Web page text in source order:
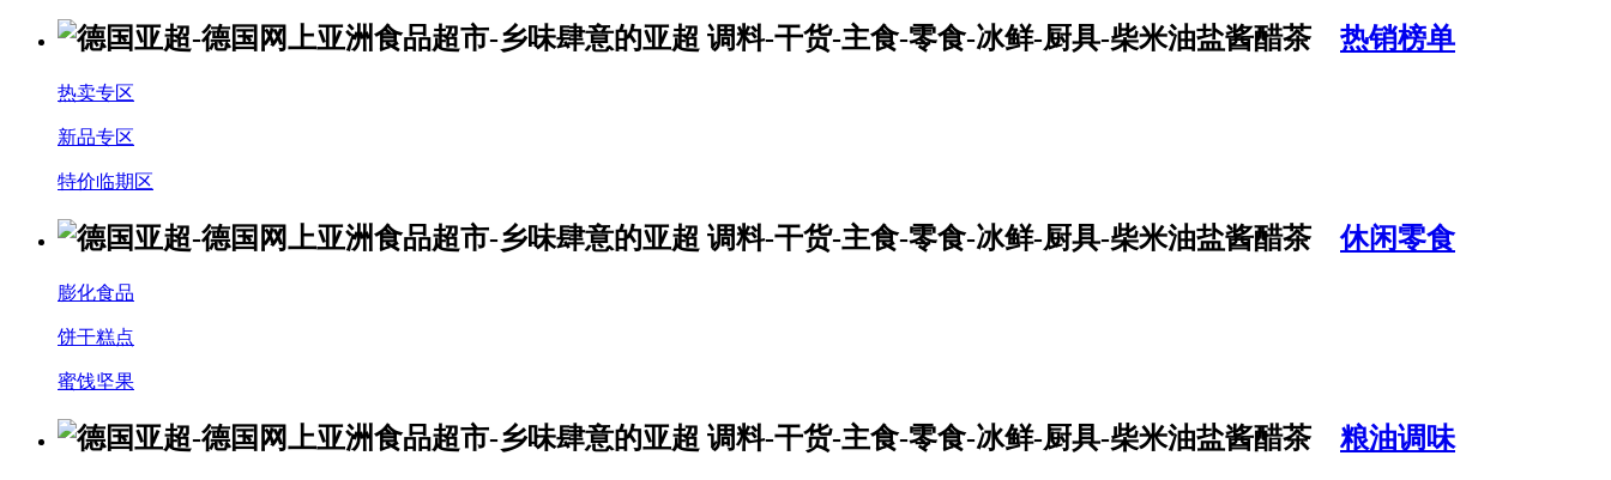
热销榜单
热卖专区
新品专区
特价临期区
休闲零食
膨化食品
饼干糕点
蜜饯坚果
粮油调味